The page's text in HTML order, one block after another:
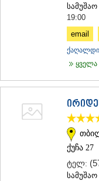
სამუშაო
19:00
email
ყველა
ქუჩა 27
ტელ:
სამუშაო